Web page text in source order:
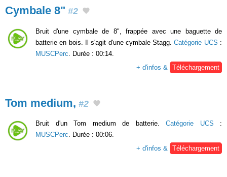
Cymbale 8" #2
Bruit d'une cymbale de 8", frappée avec une baguette de
batterie en bois. Il s'agit d'une cymbale Stagg.Catégorie UCS :
MUSCPerc . Durée : 00:14.
+ d'infos &
Téléchargement
Tom medium, #2
Bruit d'un Tom medium de batterie. Catégorie UCS :
MUSCPerc. Durée : 00:06.
+ d'infos & Téléchargement